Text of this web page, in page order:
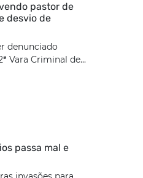
pastor de
desvio de
denunciado
Vara Criminal de...
passa mal e